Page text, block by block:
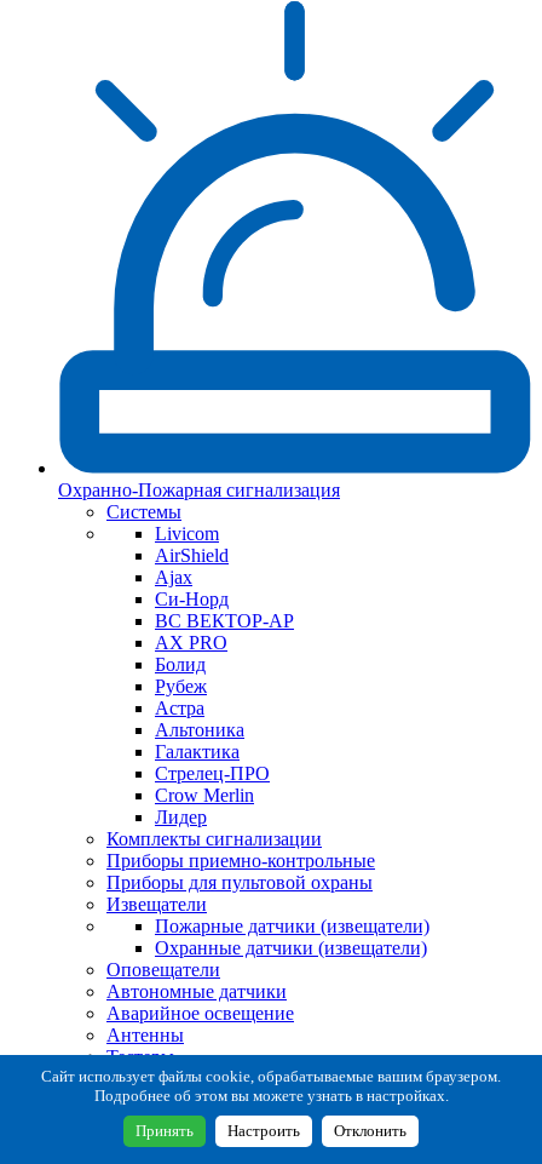
Охранно-Пожарная сигнализация
Системы
Livicom
AirShield
Ajax
Си-Норд
ВС ВЕКТОР-АР
AX PRO
Болид
Рубеж
Астра
Альтоника
Галактика
Стрелец-ПРО
Crow Merlin
Лидер
Комплекты сигнализации
Приборы приемно-контрольные
Приборы для пультовой охраны
Извещатели
Пожарные датчики (извещатели)
Охранные датчики (извещатели)
Оповещатели
Автономные датчики
Аварийное освещение
Антенны
Тестеры
Система сбора извещений
Расходные и монтажные материалы
Коробки коммутационные
Кронштейны для извещателей
Сайт использует файлы cookie, обрабатываемые вашим браузером.
Подробнее об этом вы можете узнать в настройках.
Принять Настроить Отклонить